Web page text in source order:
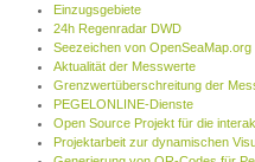
Einzugsgebiete
24h Regenradar DWD
Seezeichen von OpenSeaMap.org
Aktualität der Messwerte
Grenzwertüberschreitung der
PEGELONLINE-Dienste
Open Source Projekt für die
Projektarbeit zur dynamischen